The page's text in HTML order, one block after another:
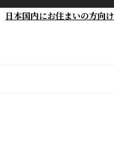
日本国内にお住まいの方向け